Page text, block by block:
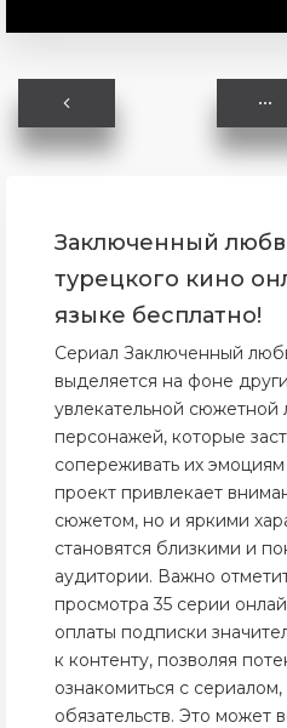
Заключенный
турецкого кино
языке бесплатно!
Сериал Заключенный
выделяется на фоне
увлекательной сюжетной
персонажей, которые
сопереживать их
проект привлекает
сюжетом, но и яркими
становятся близкими и
аудитории. Важно
просмотра 35 серии
оплаты подписки
к контенту, позволяя
ознакомиться с
обязательств. Это может